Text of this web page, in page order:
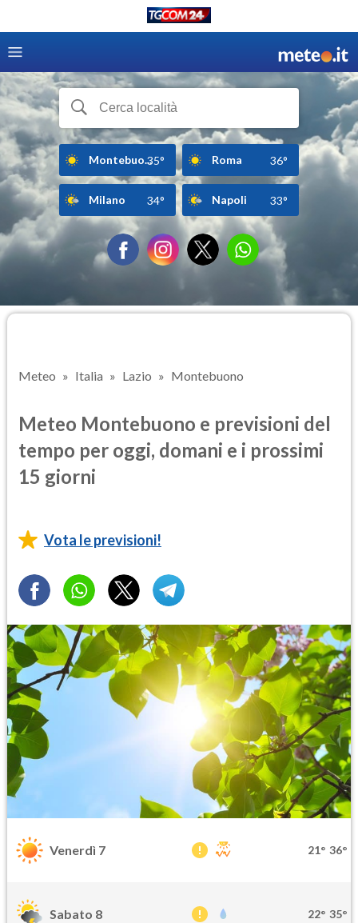
Montebuo...35° Roma 36°
Milano 34° Napoli 33°
Meteo Italia Lazio Montebuono
Meteo Montebuono e previsioni del
tempo per oggi, domani e i prossimi
15 giorni
Vota le previsioni!
Venerdì 7 21° 36°
Sabato 8 22° 35°